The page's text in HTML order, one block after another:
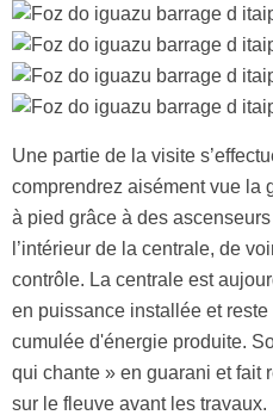
Une partie de la visite
comprendrez aisément vue la
à pied grâce à des
l’intérieur de la centrale, de
contrôle. La centrale est
en puissance installée et
cumulée d'énergie produite.
qui chante » en guarani et fait
sur le fleuve avant les